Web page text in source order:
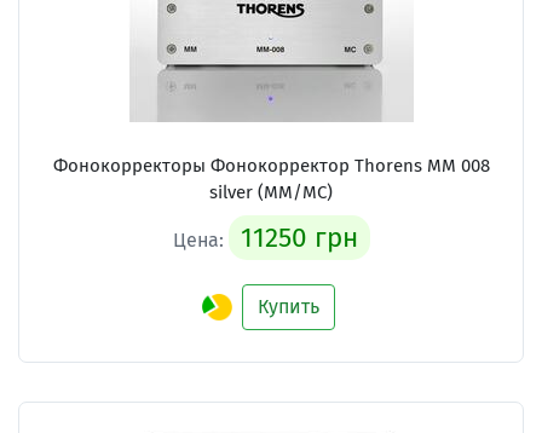
Фонокорректоры Фонокорректор Thorens MM 008
silver (MM/MC)
Цена: 11250 грн
Купить